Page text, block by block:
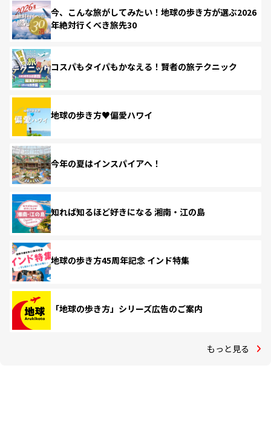
今、こんな旅がしてみたい！地球の歩き方が選ぶ2026
年絶対行くべき旅先30
コスパもタイパもかなえる！賢者の旅テクニック
地球の歩き方♥偏愛ハワイ
今年の夏はインスパイアへ！
知れば知るほど好きになる 湘南・江の島
地球の歩き方45周年記念 インド特集
「地球の歩き方」シリーズ広告のご案内
もっと見る